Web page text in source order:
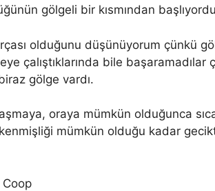
gölgeli bir kısmından
olduğunu düşünüyorum çünkü
çalıştıklarında bile
gölge vardı.
aşmaya, oraya mümkün olduğunca
mümkün olduğu kadar